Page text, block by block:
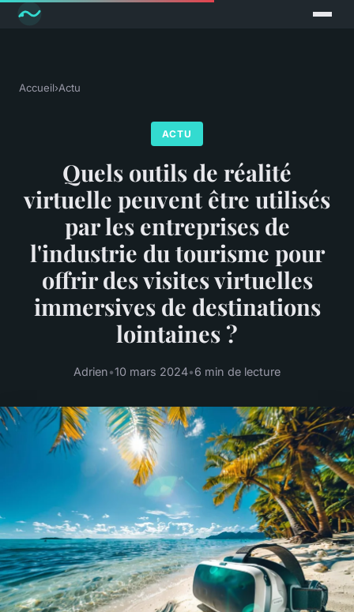
Accueil›Actu
ACTU
Quels outils de réalité
virtuelle peuvent être utilisés
par les entreprises de
l'industrie du tourisme pour
offrir des visites virtuelles
immersives de destinations
lointaines ?
Adrien•10 mars 2024•6 min de lecture